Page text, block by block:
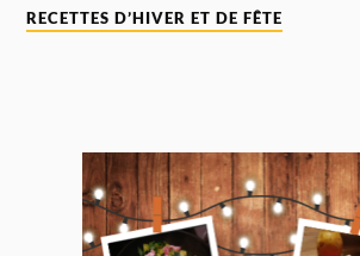
RECETTES D’HIVER ET DE FÊTE